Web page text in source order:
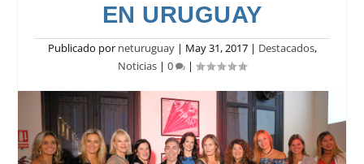
EN URUGUAY
Publicado por neturuguay| May 31, 2017| Destacados,
Noticias | 0 |